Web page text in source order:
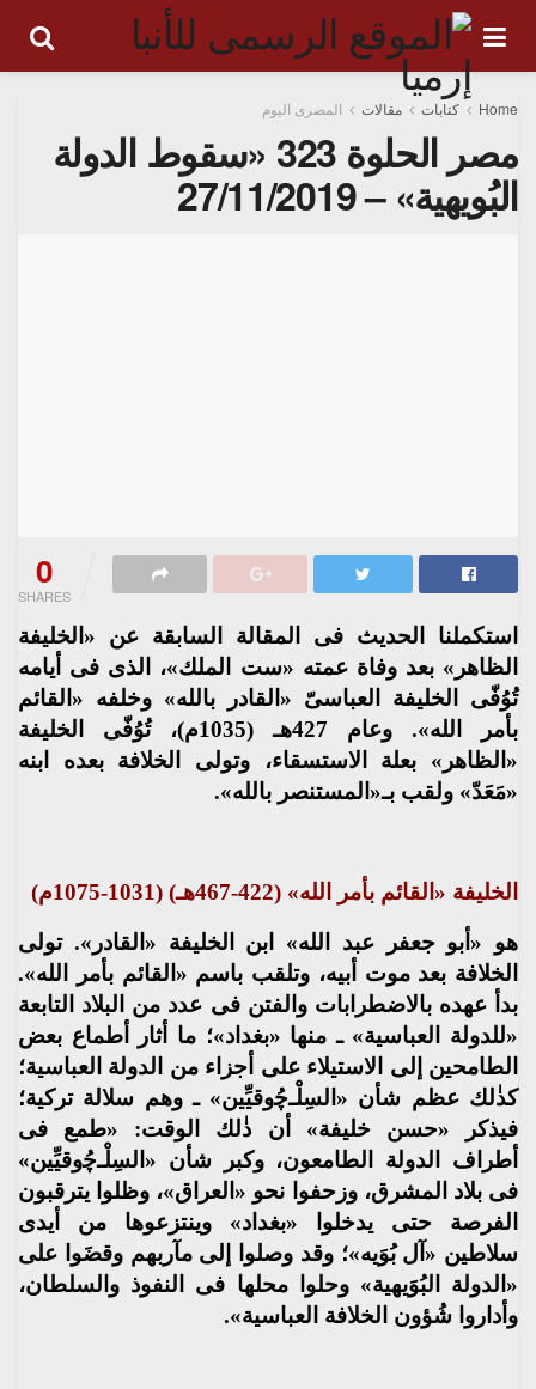
Home كتابات مقالات المصرى اليوم
مصر الحلوة 323 «سقوط الدولة
البُويهية» – 27/11/2019
0
SHARES
استكملنا الحديث فى المقالة السابقة عن «الخليفة
الظاهر» بعد وفاة عمته «ست الملك»، الذى فى أيامه
تُوُفّى الخليفة العباسىّ «القادر بالله» وخلفه «القائم
بأمر الله». وعام 427هـ (1035م)، تُوُفّى الخليفة
«الظاهر» بعلة الاستسقاء، وتولى الخلافة بعده ابنه
«مَعَدّ» ولقب بـ«المستنصر بالله».
الخليفة «القائم بأمر الله» (422-467هـ) (1031-1075م)
هو «أبو جعفر عبد الله» ابن الخليفة «القادر». تولى
الخلافة بعد موت أبيه، وتلقب باسم «القائم بأمر الله».
بدأ عهده بالاضطرابات والفتن فى عدد من البلاد التابعة
«للدولة العباسية» ـ منها «بغداد»؛ ما أثار أطماع بعض
الطامحين إلى الاستيلاء على أجزاء من الدولة العباسية؛
كذٰلك عظم شأن «السِلْـﭼُوقيِّين» ـ وهم سلالة تركية؛
فيذكر «حسن خليفة» أن ذٰلك الوقت: «طمع فى
أطراف الدولة الطامعون، وكبر شأن «السِلْـﭼُوقيِّين»
فى بلاد المشرق، وزحفوا نحو «العراق»، وظلوا يترقبون
الفرصة حتى يدخلوا «بغداد» وينتزعوها من أيدى
سلاطين «آل بُوَيه»؛ وقد وصلوا إلى مآربهم وقضَوا على
«الدولة البُوَيهية» وحلوا محلها فى النفوذ والسلطان،
وأداروا شُؤون الخلافة العباسية».